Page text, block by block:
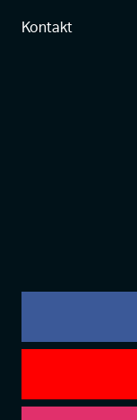
Kontakt